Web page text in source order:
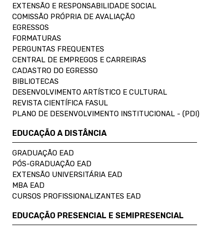
EXTENSÃO E RESPONSABILIDADE SOCIAL
COMISSÃO PRÓPRIA DE AVALIAÇÃO
EGRESSOS
FORMATURAS
PERGUNTAS FREQUENTES
CENTRAL DE EMPREGOS E CARREIRAS
CADASTRO DO EGRESSO
BIBLIOTECAS
DESENVOLVIMENTO ARTÍSTICO E CULTURAL
REVISTA CIENTÍFICA FASUL
PLANO DE DESENVOLVIMENTO INSTITUCIONAL - (PDI)
EDUCAÇÃO A DISTÂNCIA
GRADUAÇÃO EAD
PÓS-GRADUAÇÃO EAD
EXTENSÃO UNIVERSITÁRIA EAD
MBA EAD
CURSOS PROFISSIONALIZANTES EAD
EDUCAÇÃO PRESENCIAL E SEMIPRESENCIAL